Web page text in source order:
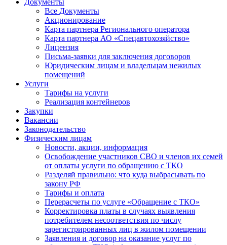
Все Документы
Акционирование
Карта партнера Регионального оператора
Карта партнера АО «Спецавтохозяйство»
Лицензия
Письма-заявки для заключения договоров
Юридическим лицам и владельцам нежилых
помещений
Услуги
Тарифы на услуги
Реализация контейнеров
Закупки
Вакансии
Законодательство
Физическим лицам
Новости, акции, информация
Освобождение участников СВО и членов их семей
от оплаты услуги по обращению с ТКО
Разделяй правильно: что куда выбрасывать по
закону РФ
Тарифы и оплата
Перерасчеты по услуге «Обращение с ТКО»
Корректировка платы в случаях выявления
потребителем несоответствия по числу
зарегистрированных лиц в жилом помещении
Заявления и договор на оказание услуг по